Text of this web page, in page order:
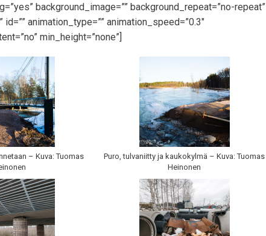
background_image=”” background_repeat=”no-repeat”
animation_type=”” animation_speed=”0.3″
min_height=”none”]
– Kuva: Tuomas
Puro, tulvaniitty ja kaukokylmä – Kuva: Tuomas
Heinonen